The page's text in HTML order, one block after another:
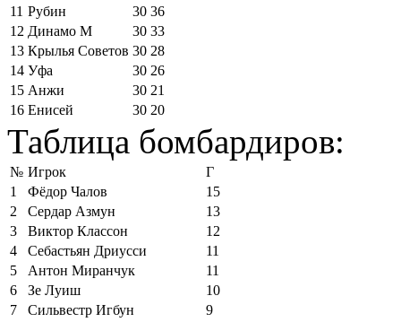
11 Рубин 30 36
12 Динамо М 30 33
13 Крылья Советов 30 28
14 Уфа 30 26
15 Анжи 30 21
16 Енисей 30 20
Таблица бомбардиров:
№ Игрок
Г
1
Фёдор Чалов
15
2
Сердар Азмун
13
3
Виктор Классон
12
4
Себастьян Дриусси
11
5
Антон Миранчук
11
6
Зе Луиш
10
7
Сильвестр Игбун
9